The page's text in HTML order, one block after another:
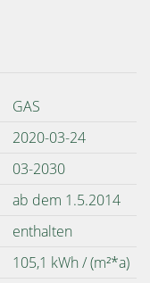
GAS
2020-03-24
03-2030
ab dem 1.5.2014
enthalten
105,1 kWh / (m²*a)